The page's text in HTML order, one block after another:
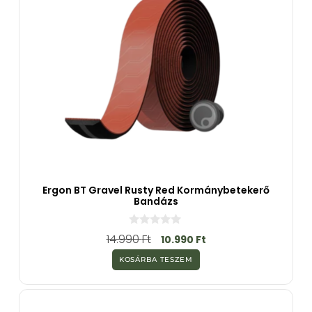
Ergon BT Gravel Rusty Red Kormánybetekerő
Bandázs
0
a
5
-
b
ő
14.990Ft 10.990 Ft
KOSÁRBA TESZEM